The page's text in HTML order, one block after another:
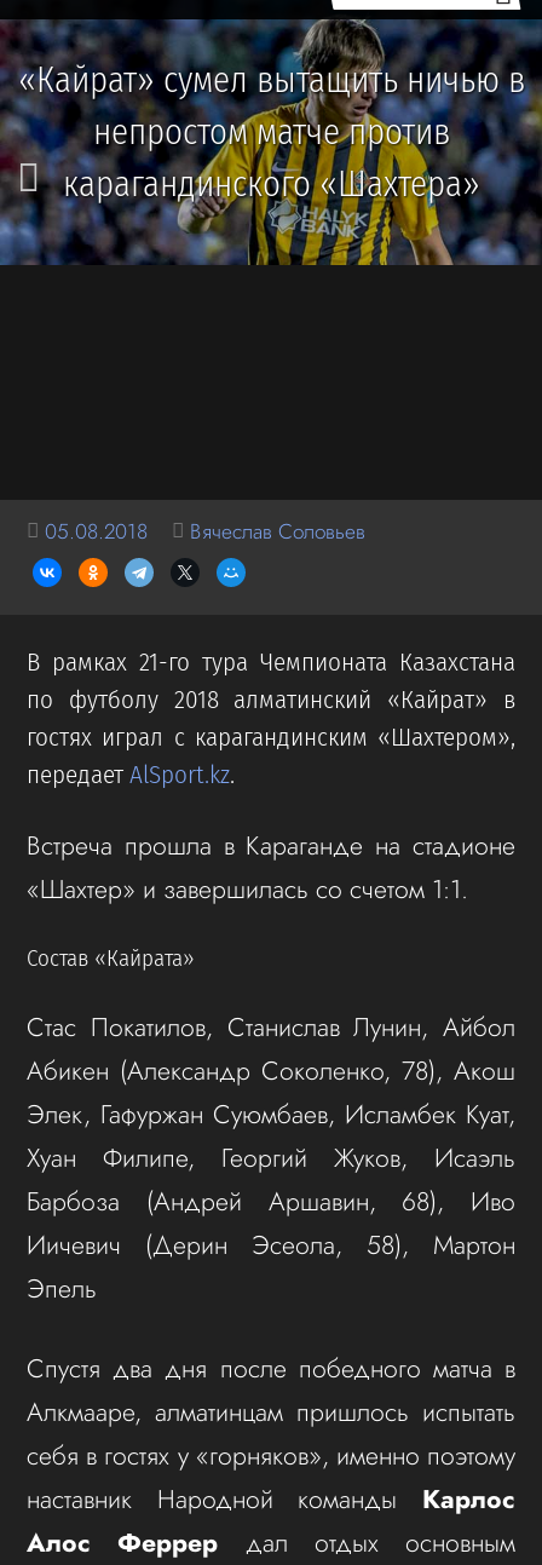
«Кайрат» сумел вытащить ничью в
непростом матче против
карагандинского «Шахтера»
05.08.2018 Вячеслав Соловьев
В рамках 21-го тура Чемпионата Казахстана
по футболу 2018 алматинский «Кайрат» в
гостях играл с карагандинским «Шахтером»,
передаетAlSport.kz.
Встреча прошла в Караганде на стадионе
«Шахтер» и завершилась со счетом 1:1.
Состав «Кайрата»
Стас Покатилов, Станислав Лунин, Айбол
Абикен (Александр Соколенко, 78), Акош
Элек, Гафуржан Суюмбаев, Исламбек Куат,
Хуан Филипе, Георгий Жуков, Исаэль
Барбоза (Андрей Аршавин, 68), Иво
Иичевич (Дерин Эсеола, 58), Мартон
Эпель
Спустя два дня после победного матча в
Алкмааре, алматинцам пришлось испытать
себя в гостях у «горняков», именно поэтому
наставник Народной команды Карлос
Алос Феррер дал отдых основным